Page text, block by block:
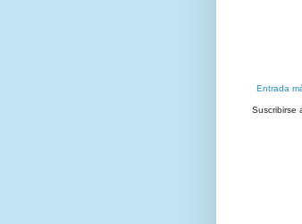
Entrada
Suscribirse